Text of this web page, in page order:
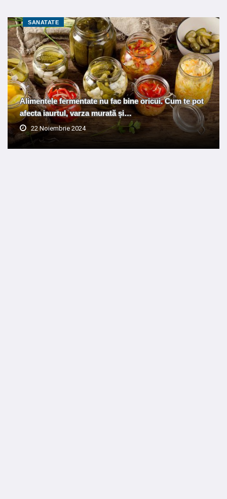
SANATATE
Alimentele fermentate nu fac bine oricui. Cum te pot
afecta iaurtul, varza murată și…
22 Noiembrie 2024